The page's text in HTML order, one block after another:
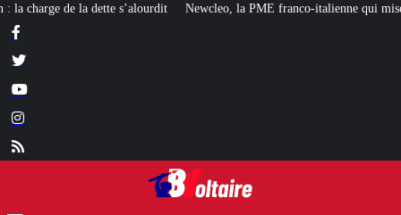
la PME franco-italienne qui mise sur l’avenir du « mini nucléaire »